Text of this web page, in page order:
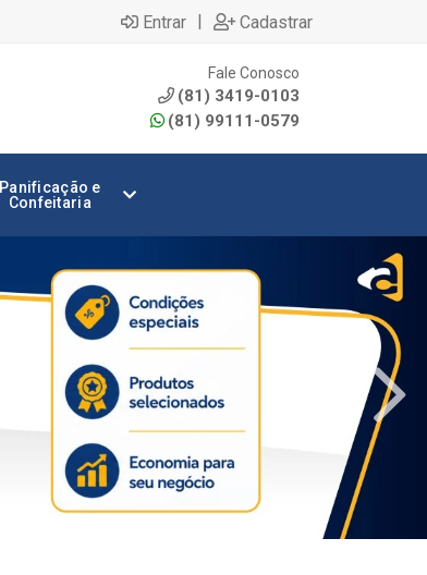
Entrar | Cadastrar
Fale Conosco
(81) 3419-0103
(81) 99111-0579
Panificação e
Confeitaria